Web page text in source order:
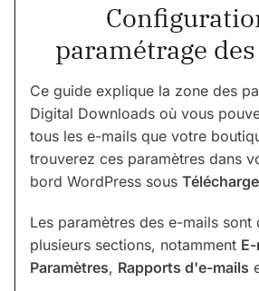
paramétrage
Ce guide explique la zone des
Digital Downloads où vous
tous les e-mails que votre
trouverez ces paramètres dans
bord WordPress sous
Les paramètres des e-mails sont
plusieurs sections, notamment
Paramètres, Rapports d'e-mails